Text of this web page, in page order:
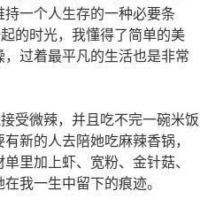
一个人生存的一种必要条
的时光，我懂得了简单的美
过着最平凡的生活也是非常
受微辣，并且吃不完一碗米饭
新的人去陪她吃麻辣香锅，
里加上虾、宽粉、金针菇、
我一生中留下的痕迹。